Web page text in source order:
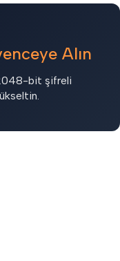
Alın
bit şifreli